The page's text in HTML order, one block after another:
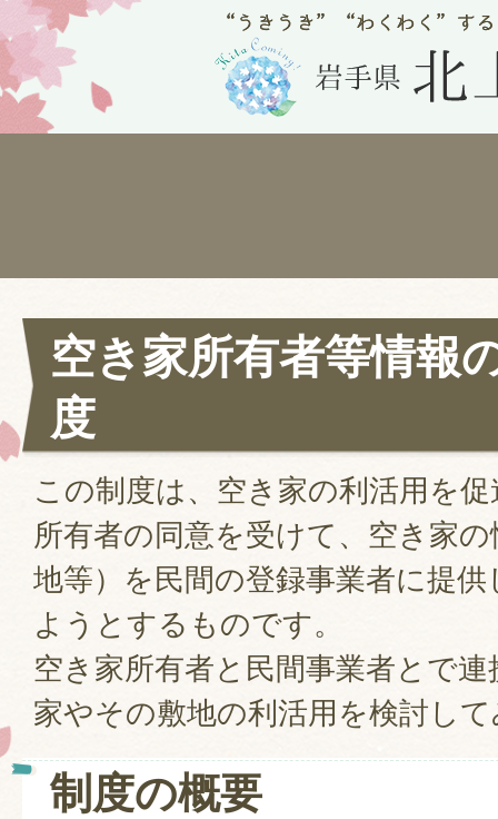
空き家所有者等情報
度
この制度は、空き家の利活用を
所有者の同意を受けて、空き家
地等）を民間の登録事業者に提
ようとするものです。
空き家所有者と民間事業者とで
家やその敷地の利活用を検討し
制度の概要